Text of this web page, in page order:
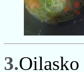
3.Oilasko